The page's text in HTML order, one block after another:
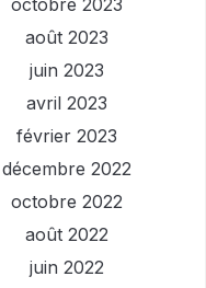
octobre 2023
août 2023
juin 2023
avril 2023
février 2023
décembre 2022
octobre 2022
août 2022
juin 2022